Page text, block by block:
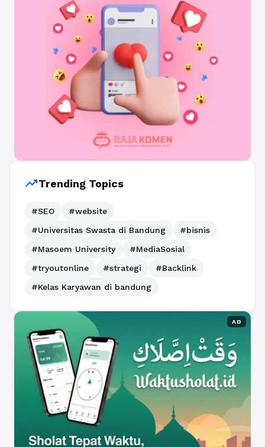
trending_upTrending Topics
#SEO
#website
#Universitas Swasta di Bandung
#bisnis
#Masoem University
#MediaSosial
#tryoutonline
#strategi
#Backlink
#Kelas Karyawan di bandung
AD